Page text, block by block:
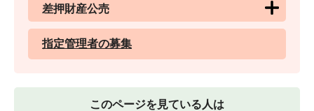
差押財産公売
指定管理者の募集
このページを見ている人は